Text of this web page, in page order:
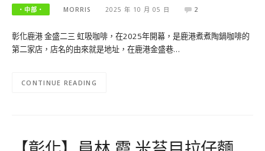
‧中部‧ MORRIS 2025 年 10 月 05 日 2
彰化鹿港 金盛二三 虹吸咖啡，在2025年開幕，是鹿港煮煮陶鍋咖啡的
第二家店，店名的由來就是地址，在鹿港金盛巷…
CONTINUE READING